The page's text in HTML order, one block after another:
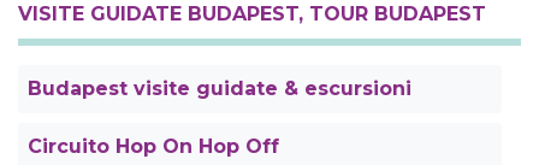
VISITE GUIDATE BUDAPEST, TOUR BUDAPEST
Budapest visite guidate & escursioni
Circuito Hop On Hop Off